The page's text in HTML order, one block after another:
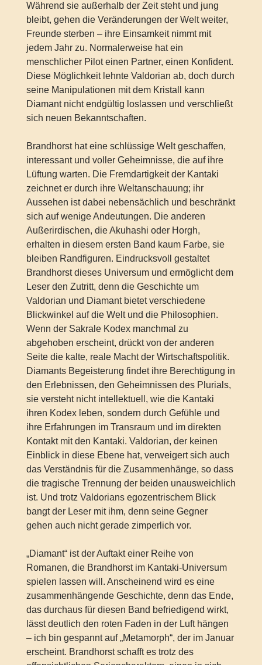
Während sie außerhalb der Zeit steht und jung
bleibt, gehen die Veränderungen der Welt weiter,
Freunde sterben – ihre Einsamkeit nimmt mit
jedem Jahr zu. Normalerweise hat ein
menschlicher Pilot einen Partner, einen Konfident.
Diese Möglichkeit lehnte Valdorian ab, doch durch
seine Manipulationen mit dem Kristall kann
Diamant nicht endgültig loslassen und verschließt
sich neuen Bekanntschaften.
Brandhorst hat eine schlüssige Welt geschaffen,
interessant und voller Geheimnisse, die auf ihre
Lüftung warten. Die Fremdartigkeit der Kantaki
zeichnet er durch ihre Weltanschauung; ihr
Aussehen ist dabei nebensächlich und beschränkt
sich auf wenige Andeutungen. Die anderen
Außerirdischen, die Akuhashi oder Horgh,
erhalten in diesem ersten Band kaum Farbe, sie
bleiben Randfiguren. Eindrucksvoll gestaltet
Brandhorst dieses Universum und ermöglicht dem
Leser den Zutritt, denn die Geschichte um
Valdorian und Diamant bietet verschiedene
Blickwinkel auf die Welt und die Philosophien.
Wenn der Sakrale Kodex manchmal zu
abgehoben erscheint, drückt von der anderen
Seite die kalte, reale Macht der Wirtschaftspolitik.
Diamants Begeisterung findet ihre Berechtigung in
den Erlebnissen, den Geheimnissen des Plurials,
sie versteht nicht intellektuell, wie die Kantaki
ihren Kodex leben, sondern durch Gefühle und
ihre Erfahrungen im Transraum und im direkten
Kontakt mit den Kantaki. Valdorian, der keinen
Einblick in diese Ebene hat, verweigert sich auch
das Verständnis für die Zusammenhänge, so dass
die tragische Trennung der beiden unausweichlich
ist. Und trotz Valdorians egozentrischem Blick
bangt der Leser mit ihm, denn seine Gegner
gehen auch nicht gerade zimperlich vor.
„Diamant“ ist der Auftakt einer Reihe von
Romanen, die Brandhorst im Kantaki-Universum
spielen lassen will. Anscheinend wird es eine
zusammenhängende Geschichte, denn das Ende,
das durchaus für diesen Band befriedigend wirkt,
lässt deutlich den roten Faden in der Luft hängen
– ich bin gespannt auf „Metamorph“, der im Januar
erscheint. Brandhorst schafft es trotz des